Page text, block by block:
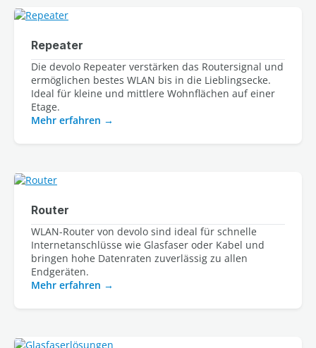
Repeater
Die devolo Repeater verstärken das Routersignal und
ermöglichen bestes WLAN bis in die Lieblingsecke.
Ideal für kleine und mittlere Wohnflächen auf einer
Etage.
Mehr erfahren
Router
WLAN-Router von devolo sind ideal für schnelle
Internetanschlüsse wie Glasfaser oder Kabel und
bringen hohe Datenraten zuverlässig zu allen
Mehr erfahren